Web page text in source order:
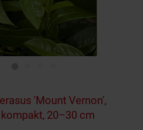
'Mount Vernon',
20–30 cm